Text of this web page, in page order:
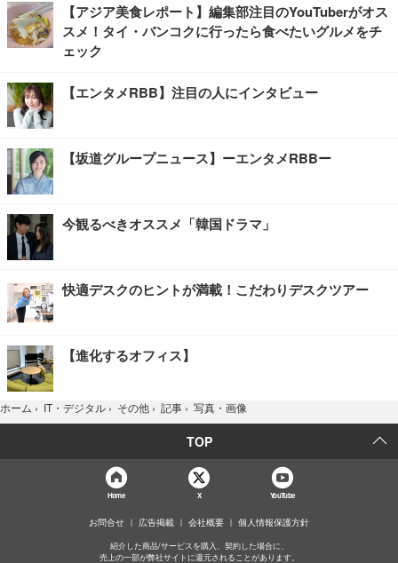
【アジア美食レポート】編集部注目のYouTuberがオス
スメ！タイ・バンコクに行ったら食べたいグルメをチ
ェック
【エンタメRBB】注目の人にインタビュー
【坂道グループニュース】ーエンタメRBBー
今観るべきオススメ「韓国ドラマ」
快適デスクのヒントが満載！こだわりデスクツアー
【進化するオフィス】
ホーム › IT・デジタル › その他 › 記事 › 写真・画像
TOP
Home X YouTube
お問合せ 広告掲載 会社概要 個人情報保護方針
紹介した商品/サービスを購入、契約した場合に、
売上の一部が弊社サイトに還元されることがあります。